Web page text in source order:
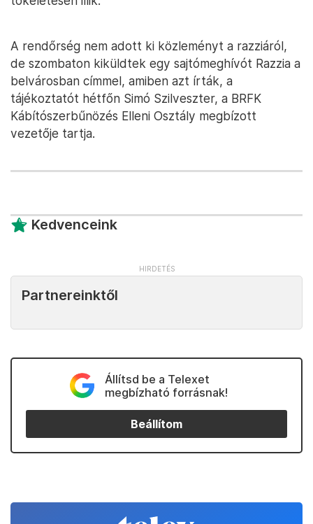
A rendőrség nem adott ki közleményt a razziáról,
de szombaton kiküldtek egy sajtómeghívót Razzia a
belvárosban címmel, amiben azt írták, a
tájékoztatót hétfőn Simó Szilveszter, a BRFK
Kábítószerbűnözés Elleni Osztály megbízott
vezetője tartja.
Kedvenceink
Partnereinktől
Állítsd be a Telexet
megbízható forrásnak!
Beállítom